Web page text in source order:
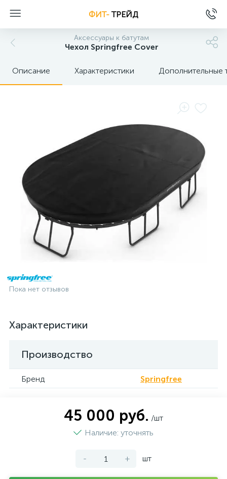
ФИТ-ТРЕЙД
Аксессуары к батутам
Чехол Springfree Cover
Описание Характеристики Дополнительные
Пока нет отзывов
Характеристики
Производство
Бренд Springfree
45 000 руб. /шт
Наличие: уточнять
- + шт